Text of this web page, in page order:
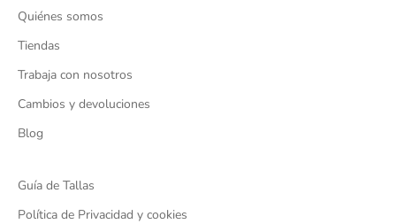
Quiénes somos
Tiendas
Trabaja con nosotros
Cambios y devoluciones
Blog
Guía de Tallas
Política de Privacidad y cookies